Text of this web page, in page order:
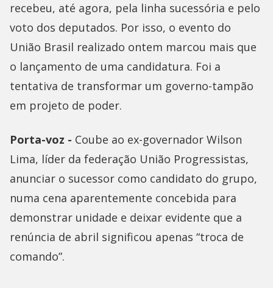
recebeu, até agora, pela linha sucessória e pelo
voto dos deputados. Por isso, o evento do
União Brasil realizado ontem marcou mais que
o lançamento de uma candidatura. Foi a
tentativa de transformar um governo-tampão
em projeto de poder.
Porta-voz - Coube ao ex-governador Wilson
Lima, líder da federação União Progressistas,
anunciar o sucessor como candidato do grupo,
numa cena aparentemente concebida para
demonstrar unidade e deixar evidente que a
renúncia de abril significou apenas “troca de
comando”.